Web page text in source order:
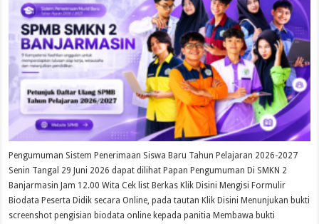
Pengumuman Sistem Penerimaan Siswa Baru Tahun Pelajaran 2026-2027
Senin Tangal 29 Juni 2026 dapat dilihat Papan Pengumuman Di SMKN 2
Banjarmasin Jam 12.00 Wita Cek list Berkas Klik Disini Mengisi Formulir
Biodata Peserta Didik secara Online, pada tautan Klik Disini Menunjukan bukti
screenshot pengisian biodata online kepada panitia Membawa bukti